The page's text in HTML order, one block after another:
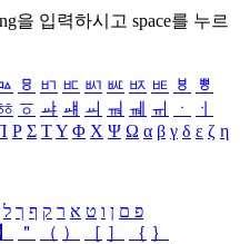
을 입력하시고 space를 누르
ㅱ ㅲ ㅳ ㅴ ㅵ ㅶ ㅷ ㅸ
ㅹ
ㆆ ㆇ ㆈ ㆉ ㆊ ㆋ ㆌ ㆍ
ㆎ
Ρ Σ ΤΥ Φ Χ Ψ Ω α β γ δ ε ζ η
פ ם ן ו ט א ר ק ף ך ל
】 ＂ （ ） ［ ］ ｛ ｝